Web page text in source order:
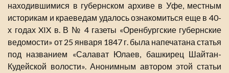
находившимися в губернском архиве в Уфе, местным
историкам и краеведам удалось ознакомиться еще в 40-
х годах XIX в. В № 4 газеты «Оренбургские губернские
ведомости» от 25 января 1847 г. была напечатана статья
под названием «Салават Юлаев, башкирец Шайтан-
Кудейской волости». Анонимным автором этой статьи